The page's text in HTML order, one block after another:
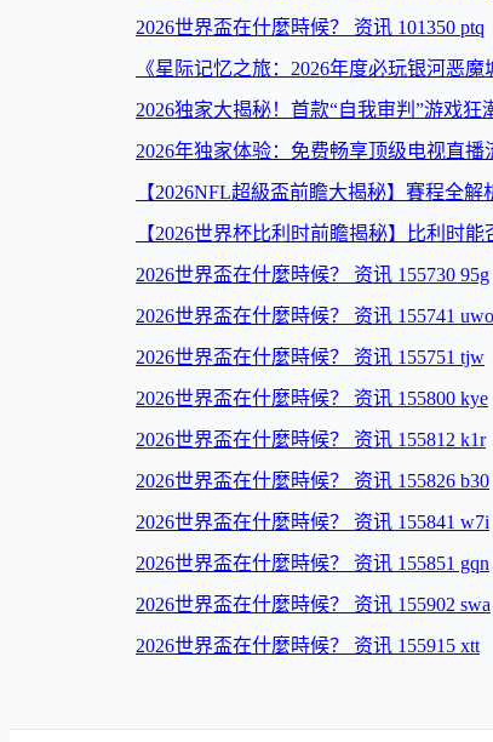
2026世界盃在什麼時候？ 资讯 101350 ptq
《星际记忆之旅：2026年度必玩银河恶魔
2026独家大揭秘！首款“自我审判”游戏狂
2026年独家体验：免费畅享顶级电视直播
【2026NFL超級盃前瞻大揭秘】賽程全
【2026世界杯比利时前瞻揭秘】比利时
2026世界盃在什麼時候？ 资讯 155730 95g
2026世界盃在什麼時候？ 资讯 155741 uwo
2026世界盃在什麼時候？ 资讯 155751 tjw
2026世界盃在什麼時候？ 资讯 155800 kye
2026世界盃在什麼時候？ 资讯 155812 k1r
2026世界盃在什麼時候？ 资讯 155826 b30
2026世界盃在什麼時候？ 资讯 155841 w7i
2026世界盃在什麼時候？ 资讯 155851 gqn
2026世界盃在什麼時候？ 资讯 155902 swa
2026世界盃在什麼時候？ 资讯 155915 xtt